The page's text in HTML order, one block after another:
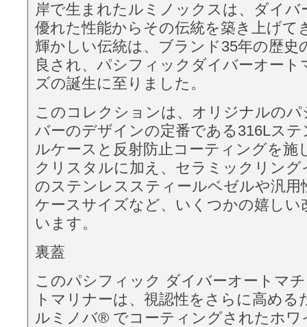
岸で生まれたルミノックスは、ダイバ
優れた性能からその伝統を築き上げて
輝かしい伝統は、ブランド35年の歴史
良され、パシフィックダイバーオート
ズの誕生に至りました。
このコレクションは、オリジナルの
バーのデザインの定番である316Lス
ルケースと反射防止コーティングを施
クリスタルに加え、セラミックリング
のステンレススティールベゼルや汎用
ケースサイズなど、いくつかの嬉しい
います。
裏蓋
このパシフィック ダイバーオートマ
トマリナーは、視認性をさらに高める
ルミノバ® でコーティングされたホワ